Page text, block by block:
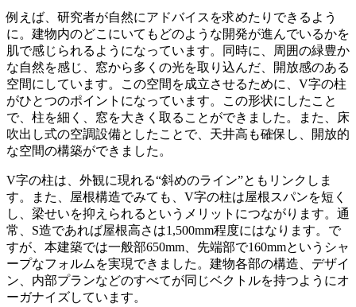
例えば、研究者が自然にアドバイスを求めたりできるよう
に。建物内のどこにいてもどのような開発が進んでいるかを
肌で感じられるようになっています。同時に、周囲の緑豊か
な自然を感じ、窓から多くの光を取り込んだ、開放感のある
空間にしています。この空間を成立させるために、V字の柱
がひとつのポイントになっています。この形状にしたこと
で、柱を細く、窓を大きく取ることができました。また、床
吹出し式の空調設備としたことで、天井高も確保し、開放的
な空間の構築ができました。
V字の柱は、外観に現れる“斜めのライン”ともリンクしま
す。また、屋根構造でみても、V字の柱は屋根スパンを短く
し、梁せいを抑えられるというメリットにつながります。通
常、S造であれば屋根高さは1,500mm程度にはなります。で
すが、本建築では一般部650mm、先端部で160mmというシャ
ープなフォルムを実現できました。建物各部の構造、デザイ
ン、内部プランなどのすべてが同じベクトルを持つようにオ
ーガナイズしています。